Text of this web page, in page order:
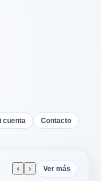
cuenta Contacto
‹ › Ver más